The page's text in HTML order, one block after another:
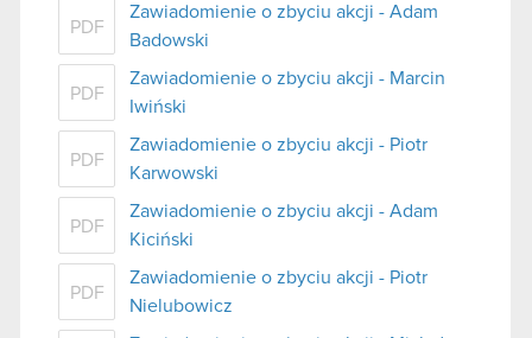
PDF
Zawiadomienie o zbyciu akcji - Adam
Badowski
PDF
Zawiadomienie o zbyciu akcji - Marcin
Iwiński
PDF
Zawiadomienie o zbyciu akcji - Piotr
Karwowski
PDF
Zawiadomienie o zbyciu akcji - Adam
Kiciński
PDF
Zawiadomienie o zbyciu akcji - Piotr
Nielubowicz